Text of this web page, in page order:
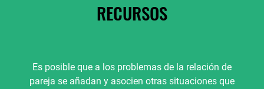
RECURSOS
Es posible que a los problemas de la relación de
pareja se añadan y asocien otras situaciones que